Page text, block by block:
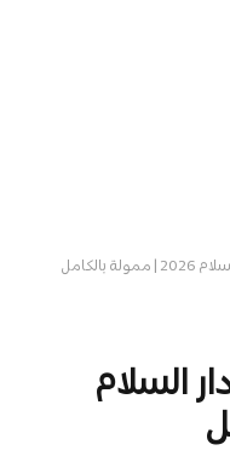
السلام